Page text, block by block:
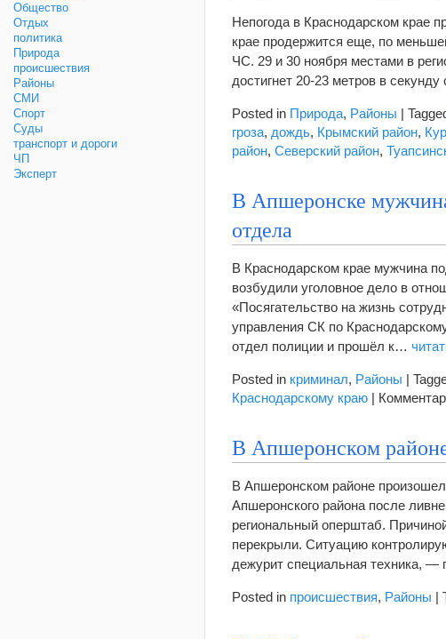
Общество
Отдых
политика
Природа
происшествия
Районы
СМИ
Спорт
Суды
транспорт и дороги
ЧП
Эксперт
и
Непогода в Краснодарском крае
крае продержится еще, по
ЧС. 29 и 30 ноября местами в
достигнет 20-23 метров в
Posted in Природа, Районы |
гроза, дождь, Крымский район,
район, Северский район,
В Апшеронске
отдела
В Краснодарском крае мужчина
возбудили уголовное дело в
«Посягательство на жизнь
управления СК по
отдел полиции и прошёл к…
Posted in криминал, Районы |
Краснодарскому краю |
В Апшеронском
В Апшеронском районе
Апшеронского района после
региональный оперштаб.
перекрыли. Ситуацию
дежурит специальная техника, —
Posted in происшествия, Районы |